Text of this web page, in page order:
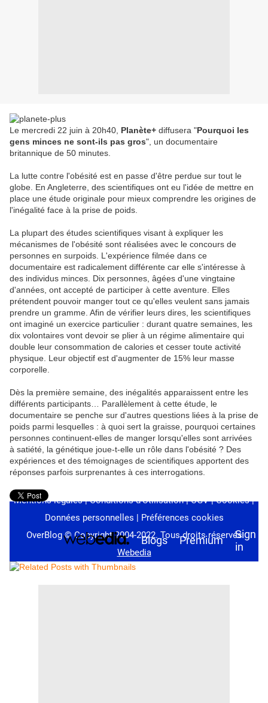
Le mercredi 22 juin à 20h40, Planète+ diffusera "Pourquoi les
gens minces ne sont-ils pas gros", un documentaire
britannique de 50 minutes.
La lutte contre l'obésité est en passe d'être perdue sur tout le
globe. En Angleterre, des scientifiques ont eu l'idée de mettre en
place une étude originale pour mieux comprendre les origines de
l'inégalité face à la prise de poids.
La plupart des études scientifiques visant à expliquer les
mécanismes de l'obésité sont réalisées avec le concours de
personnes en surpoids. L'expérience filmée dans ce
documentaire est radicalement différente car elle s'intéresse à
des individus minces. Dix personnes, âgées d'une vingtaine
d'années, ont accepté de participer à cette aventure. Elles
prétendent pouvoir manger tout ce qu'elles veulent sans jamais
prendre un gramme. Afin de vérifier leurs dires, les scientifiques
ont imaginé un exercice particulier : durant quatre semaines, les
dix volontaires vont devoir se plier à un régime alimentaire qui
double leur consommation de calories et cesser toute activité
physique. Leur objectif est d'augmenter de 15% leur masse
corporelle.
Dès la première semaine, des inégalités apparaissent entre les
différents participants… Parallèlement à cette étude, le
documentaire se penche sur d'autres questions liées à la prise de
poids parmi lesquelles : à quoi sert la graisse, pourquoi certaines
personnes continuent-elles de manger lorsqu'elles sont arrivées
à satiété, la génétique joue-t-elle un rôle dans l'obésité ? Des
expériences et des témoignages de scientifiques apportent des
réponses parfois surprenantes à ces interrogations.